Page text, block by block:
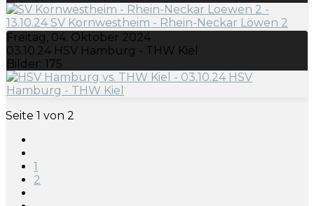
Freitag, 04. Oktober 2024
03.10.24 HSV Hamburg - THW Kiel
Bilder: 175
Seite 1 von 2
1
2